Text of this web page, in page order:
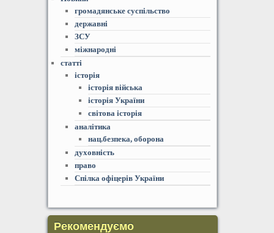
громадянське суспільство
державні
ЗСУ
міжнародні
статті
історія
історія війська
історія України
світова історія
аналітика
нац.безпека, оборона
духовність
право
Спілка офіцерів України
Рекомендуємо